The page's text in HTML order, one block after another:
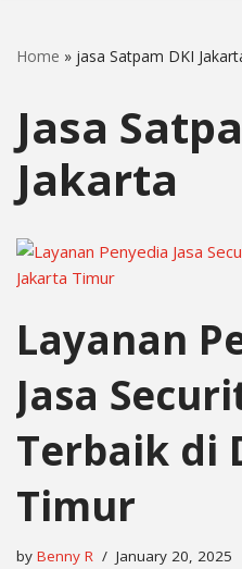
Home » jasa Satpam DKI
Jasa
Jakarta
Layanan
Jasa
Terbaik di
Timur
by Benny R January 20, 2025